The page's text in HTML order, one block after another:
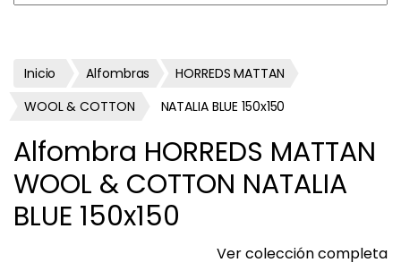
Inicio Alfombras
HORREDS MATTAN
WOOL & COTTON
NATALIA BLUE 150x150
Alfombra HORREDS MATTAN
WOOL & COTTON NATALIA
BLUE 150x150
Ver colección completa